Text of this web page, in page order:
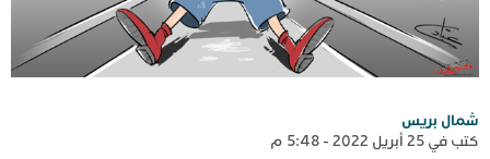
شمال بريس
كتب في 25 أبريل 2022 - 5:48 م